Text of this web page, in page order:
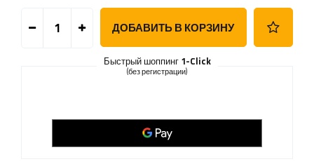
ДОБАВИТЬ В КОРЗИНУ
Быстрый шоппинг 1-Click
(без регистрации)